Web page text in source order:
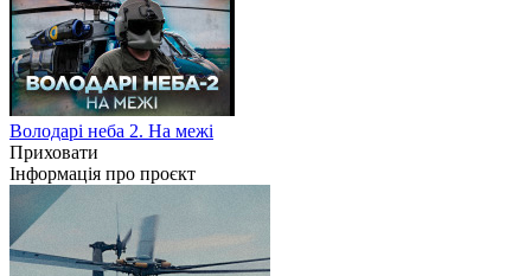
Володарі неба 2. На межі
Приховати
Інформація про проєкт